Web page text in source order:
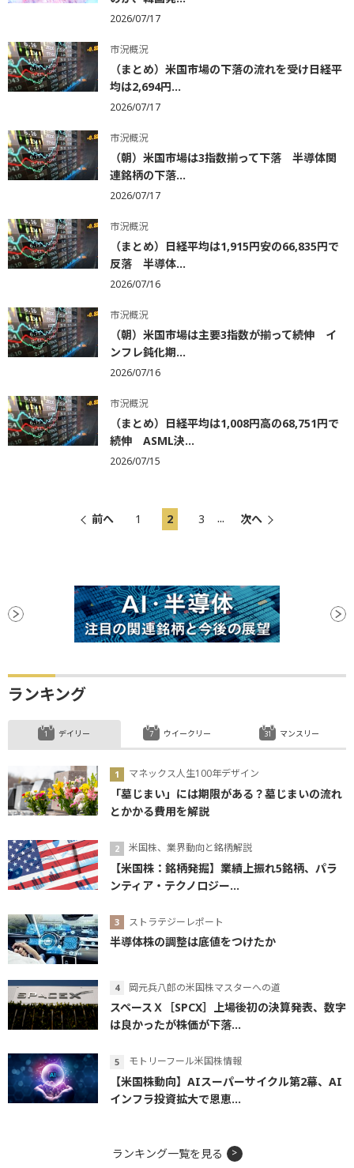
2026/07/17
市況概況
（まとめ）米国市場の下落の流れを受け日経平
均は2,694円...
2026/07/17
市況概況
（朝）米国市場は3指数揃って下落 半導体関
連銘柄の下落...
2026/07/17
市況概況
（まとめ）日経平均は1,915円安の66,835円で
反落 半導体...
2026/07/16
市況概況
（朝）米国市場は主要3指数が揃って続伸 イ
ンフレ鈍化期...
2026/07/16
市況概況
（まとめ）日経平均は1,008円高の68,751円で
続伸 ASML決...
2026/07/15
前へ 1 2 3 ... 次へ
ランキング
デイリー
マネックス人生100年デザイン
「墓じまい」には期限がある？墓じまいの流れ
とかかる費用を解説
米国株、業界動向と銘柄解説
【米国株：銘柄発掘】業績上振れ5銘柄、パラ
ンティア・テクノロジー...
ストラテジーレポート
半導体株の調整は底値をつけたか
岡元兵八郎の米国株マスターへの道
スペースＸ［SPCX］上場後初の決算発表、数字
は良かったが株価が下落...
モトリーフール米国株情報
【米国株動向】AIスーパーサイクル第2幕、AI
インフラ投資拡大で恩恵...
ウイークリー マンスリー
ランキング一覧を見る